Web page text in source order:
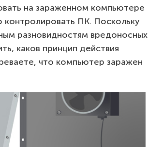
на зараженном компьютере
контролировать ПК. Поскольку
разновидностям вредоносных
каков принцип действия
что компьютер заражен